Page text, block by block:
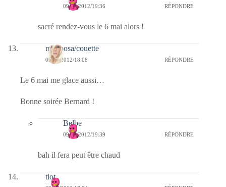
09/02/2012/19:36 RÉPONDRE
sacré rendez-vous le 6 mai alors !
mariposa/couette
09/02/2012/18:08 RÉPONDRE
Le 6 mai me glace aussi…
Bonne soirée Bernard !
Belbe
09/02/2012/19:39 RÉPONDRE
bah il fera peut être chaud
tiot